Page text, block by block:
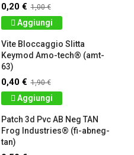
0,20 € 1,00 €
Aggiungi
Vite Bloccaggio Slitta
Keymod Amo-tech® (amt-
63)
0,40 € 1,90 €
Aggiungi
Patch 3d Pvc AB Neg TAN
Frog Industries® (fi-abneg-
tan)